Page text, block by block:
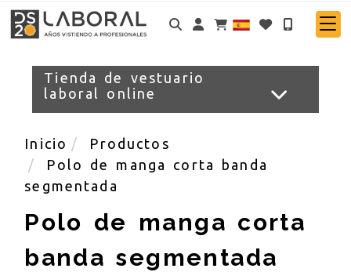
Identifícate
Tienda de vestuario
laboral online
Inicio
Productos
Polo de manga corta banda
segmentada
Polo de manga corta
banda segmentada